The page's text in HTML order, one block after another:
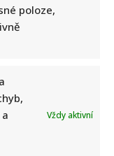
poloze,
Vždy aktivní
prověří, kdo zná